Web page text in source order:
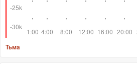
Тьма